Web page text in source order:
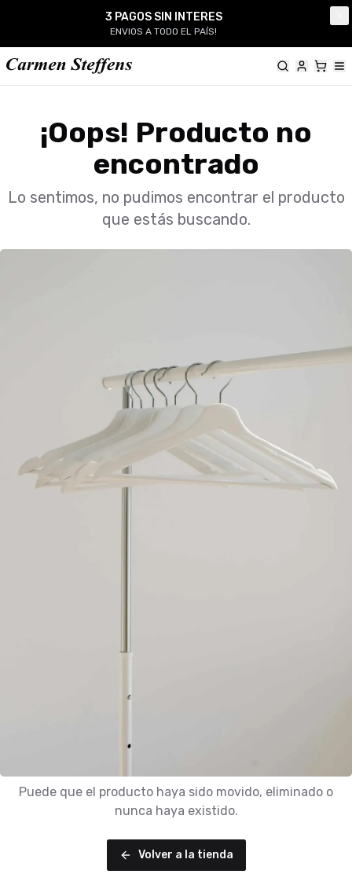
3 PAGOS SIN INTERES
ENVIOS A TODO EL PAÍS!
¡Oops! Producto no
encontrado
Lo sentimos, no pudimos encontrar el producto
que estás buscando.
Puede que el producto haya sido movido, eliminado o
nunca haya existido.
Volver a la tienda